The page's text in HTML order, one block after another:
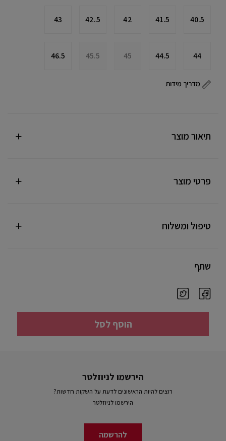
40.5
41.5
42
42.5
43
44
44.5
45
45.5
46.5
מדריך מידות
תיאור מוצר
פרטי מוצר
טיפול ומשלוח
שתף
הוסף לסל
הירשמו לניוזלטר
רוצים להיות הראשונים לדעת על השקות חדשות?
הירשמו לניוזלטר
להרשמה